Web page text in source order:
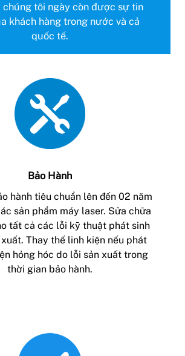
chúng tôi ngày còn được sự tin
khách hàng trong nước và cả
quốc tế.
Bảo Hành
hành tiêu chuẩn lên đến 02 năm
sản phẩm máy laser. Sửa chữa
tất cả các lỗi kỹ thuật phát sinh
Thay thế linh kiện nếu phát
hỏng hóc do lỗi sản xuất trong
thời gian bảo hành.